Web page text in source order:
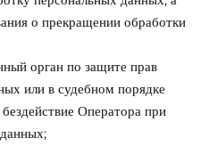
о прекращении обработки
орган по защите прав
или в судебном порядке
Оператора при